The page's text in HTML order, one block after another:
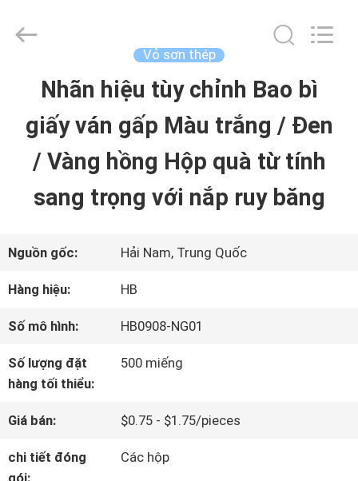
NHÀ
SẢN
VIDEO
TRÌNH
VR
CHÚNG
Vỏ sơn thép
Nhãn hiệu tùy chỉnh Bao bì
giấy ván gấp Màu trắng / Đen
/ Vàng hồng Hộp quà từ tính
sang trọng với nắp ruy băng
Nguồn gốc: Hải Nam, Trung Quốc
Hàng hiệu: HB
Số mô hình: HB0908-NG01
Số lượng đặt
hàng tối thiểu:
500 miếng
Giá bán: $0.75 - $1.75/pieces
chi tiết đóng
Các hộp